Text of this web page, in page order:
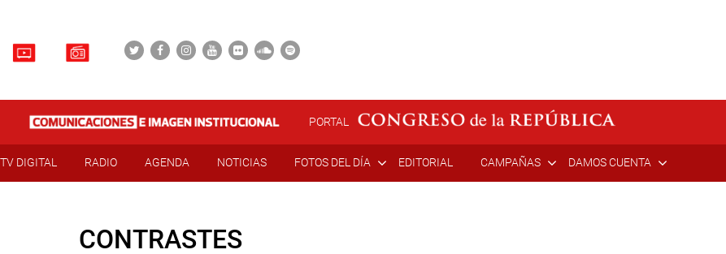
PORTAL
TV DIGITAL RADIO AGENDA NOTICIAS FOTOS DEL DÍA EDITORIAL CAMPAÑAS DAMOS CUENTA
CONTRASTES